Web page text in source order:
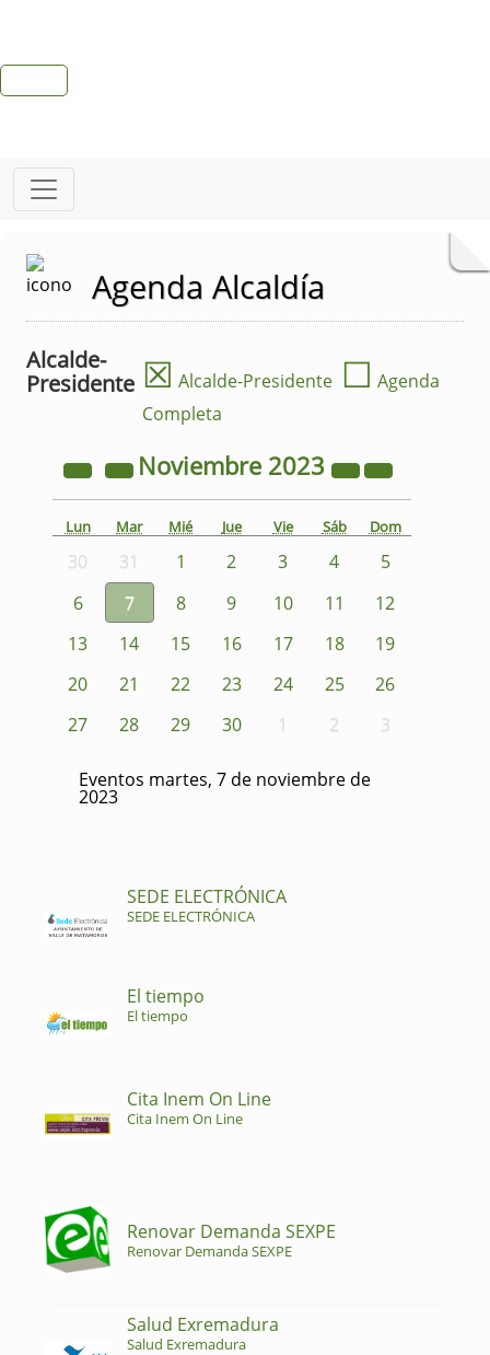
Agenda Alcaldía
Alcalde-
Presidente ☒ Alcalde-Presidente ☐ Agenda
Completa
Noviembre 2023
Lun Mar Mié Jue Vie Sáb Dom
30 31 1 2 3 4
5
6
7 8 9 10 11
12
13
14 15 16 17 18
19
20
21 22 23 24 25
26
27
28 29 30 1 2 3
Eventos martes, 7 de noviembre de
2023
SEDE ELECTRÓNICA
SEDE ELECTRÓNICA
El tiempo
El tiempo
Cita Inem On Line
Cita Inem On Line
Renovar Demanda SEXPE
Renovar Demanda SEXPE
Salud Exremadura
Salud Exremadura